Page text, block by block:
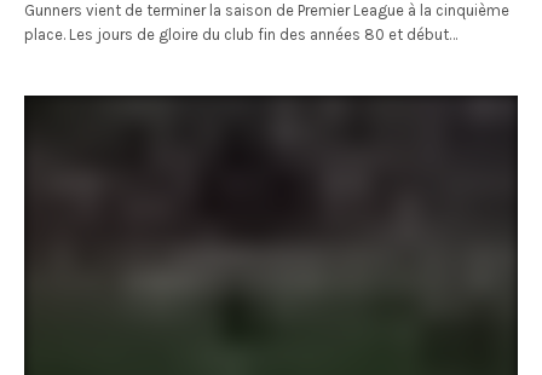
Gunners vient de terminer la saison de Premier League à la cinquième
place. Les jours de gloire du club fin des années 80 et début…